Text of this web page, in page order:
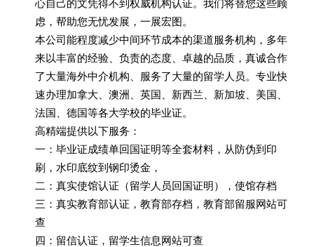
心自己的文凭得不到权威机构认证。我们将替您这些顾
虑，帮助您无忧发展，一展宏图。
本公司能程度减少中间环节成本的渠道服务机构，多年
来以丰富的经验、负责的态度、卓越的品质，真诚合作
了大量海外中介机构、服务了大量的留学人员。专业快
速办理加拿大、澳洲、英国、新西兰、新加坡、美国、
法国、德国等各大学校的毕业证。
高精端提供以下服务：
一：毕业证成绩单回国证明等全套材料，从防伪到印
刷，水印底纹到钢印烫金，
二：真实使馆认证（留学人员回国证明），使馆存档
三：真实教育部认证，教育部存档，教育部留服网站可
查
四：留信认证，留学生信息网站可查